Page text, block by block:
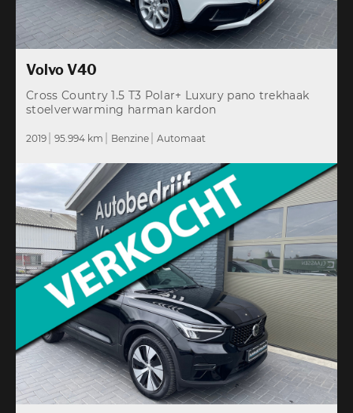
Volvo V40
Cross Country 1.5 T3 Polar+ Luxury pano trekhaak
stoelverwarming harman kardon
2019 95.994 km Benzine Automaat